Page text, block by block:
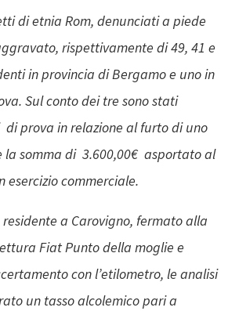
di etnia Rom, denunciati a piede
rispettivamente di 49, 41 e
in provincia di Bergamo e uno in
Sul conto dei tre sono stati
prova in relazione al furto di uno
la somma di 3.600,00€ asportato al
commerciale.
residente a Carovigno, fermato alla
Fiat Punto della moglie e
con l’etilometro, le analisi
un tasso alcolemico pari a